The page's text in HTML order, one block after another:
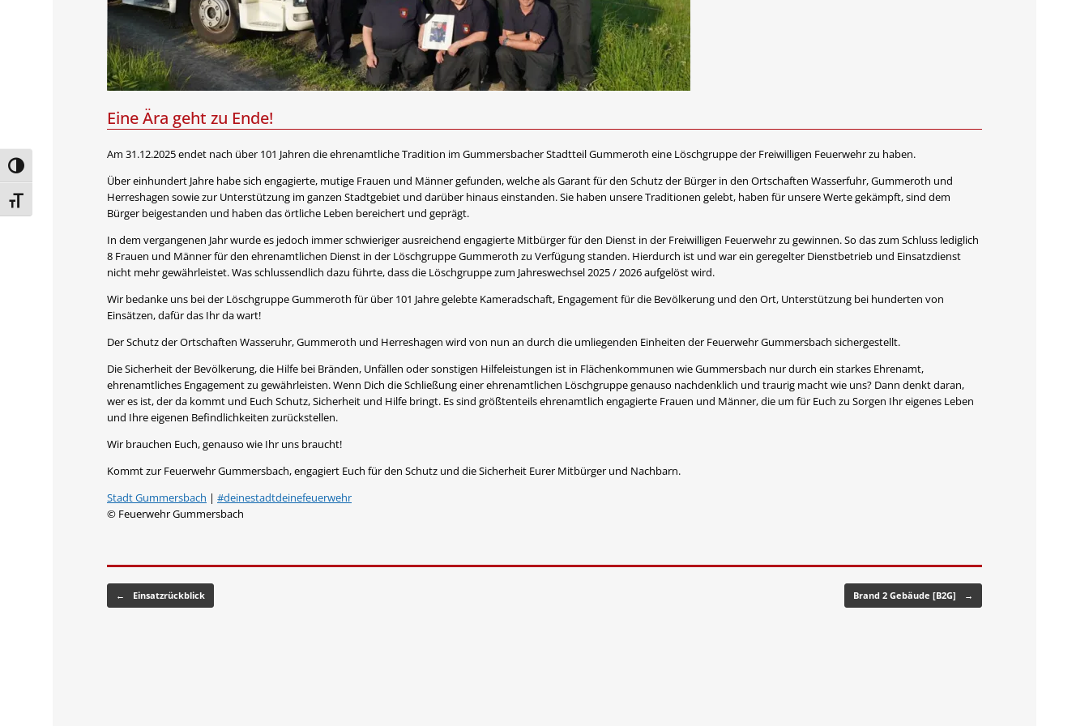
Umschalten auf hohe Kontraste
Schrift vergrößern
Eine Ära geht zu Ende!
Am 31.12.2025 endet nach über 101 Jahren die ehrenamtliche Tradition im Gummersbacher Stadtteil Gummeroth eine Löschgruppe der Freiwilligen Feuerwehr zu haben.
Über einhundert Jahre habe sich engagierte, mutige Frauen und Männer gefunden, welche als Garant für den Schutz der Bürger in den Ortschaften Wasserfuhr, Gummeroth und
Herreshagen sowie zur Unterstützung im ganzen Stadtgebiet und darüber hinaus einstanden. Sie haben unsere Traditionen gelebt, haben für unsere Werte gekämpft, sind dem
Bürger beigestanden und haben das örtliche Leben bereichert und geprägt.
In dem vergangenen Jahr wurde es jedoch immer schwieriger ausreichend engagierte Mitbürger für den Dienst in der Freiwilligen Feuerwehr zu gewinnen. So das zum Schluss lediglich
8 Frauen und Männer für den ehrenamtlichen Dienst in der Löschgruppe Gummeroth zu Verfügung standen. Hierdurch ist und war ein geregelter Dienstbetrieb und Einsatzdienst
nicht mehr gewährleistet. Was schlussendlich dazu führte, dass die Löschgruppe zum Jahreswechsel 2025 / 2026 aufgelöst wird.
Wir bedanke uns bei der Löschgruppe Gummeroth für über 101 Jahre gelebte Kameradschaft, Engagement für die Bevölkerung und den Ort, Unterstützung bei hunderten von
Einsätzen, dafür das Ihr da wart!
Der Schutz der Ortschaften Wasseruhr, Gummeroth und Herreshagen wird von nun an durch die umliegenden Einheiten der Feuerwehr Gummersbach sichergestellt.
Die Sicherheit der Bevölkerung, die Hilfe bei Bränden, Unfällen oder sonstigen Hilfeleistungen ist in Flächenkommunen wie Gummersbach nur durch ein starkes Ehrenamt,
ehrenamtliches Engagement zu gewährleisten. Wenn Dich die Schließung einer ehrenamtlichen Löschgruppe genauso nachdenklich und traurig macht wie uns? Dann denkt daran,
wer es ist, der da kommt und Euch Schutz, Sicherheit und Hilfe bringt. Es sind größtenteils ehrenamtlich engagierte Frauen und Männer, die um für Euch zu Sorgen Ihr eigenes Leben
und Ihre eigenen Befindlichkeiten zurückstellen.
Wir brauchen Euch, genauso wie Ihr uns braucht!
Kommt zur Feuerwehr Gummersbach, engagiert Euch für den Schutz und die Sicherheit Eurer Mitbürger und Nachbarn.
Stadt Gummersbach | #deinestadtdeinefeuerwehr
© Feuerwehr Gummersbach
Beitragsnavigation
← Einsatzrückblick Brand 2 Gebäude [B2G] →